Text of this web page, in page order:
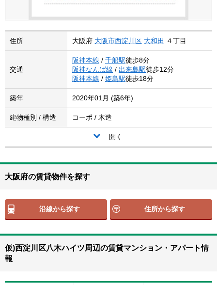
住所 大阪府 大阪市西淀川区 大和田 ４丁目
交通
阪神本線 / 千船駅徒歩8分
阪神なんば線 / 出来島駅徒歩12分
阪神本線 / 姫島駅徒歩18分
築年 2020年01月 (築6年)
建物種別 / 構造 コーポ / 木造
開く
大阪府の賃貸物件を探す
沿線から探す 住所から探す
仮)西淀川区八木ハイツ周辺の賃貸マンション・アパート情
報